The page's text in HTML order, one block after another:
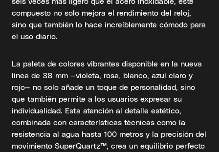
compuesto no solo mejora el rendimiento del reloj,
sino que también lo hace increíblemente cómodo para
el uso diario.
La paleta de colores vibrantes disponible en la nueva
línea de 38 mm —violeta, rosa, blanco, azul claro y
rojo— no solo añade un toque de personalidad, sino
que también permite a los usuarios expresar su
individualidad. Esta atención al detalle estético,
combinada con características técnicas como la
resistencia al agua hasta 100 metros y la precisión del
movimiento SuperQuartz™, crea un equilibrio perfecto